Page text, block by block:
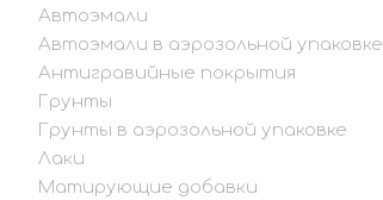
Автоэмали
Автоэмали в аэрозольной упаковке
Антигравийные покрытия
Грунты
Грунты в аэрозольной упаковке
Лаки
Матирующие добавки